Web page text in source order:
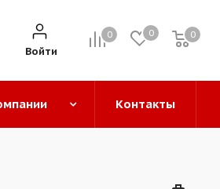
0 0 0
0
Войти
Контакты